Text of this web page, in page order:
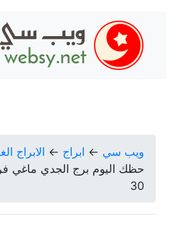
ويب سي ← ابراج ← الابراج
30